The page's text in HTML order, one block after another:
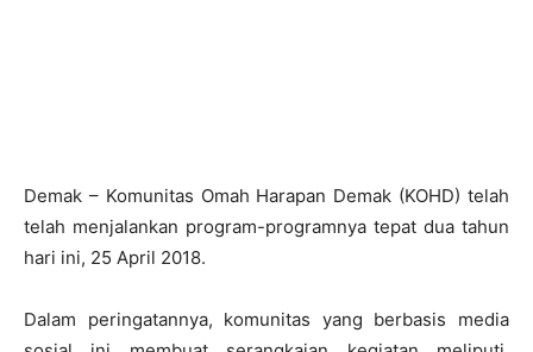
Demak – Komunitas Omah Harapan Demak (KOHD) telah
telah menjalankan program-programnya tepat dua tahun
hari ini, 25 April 2018.
Dalam peringatannya, komunitas yang berbasis media